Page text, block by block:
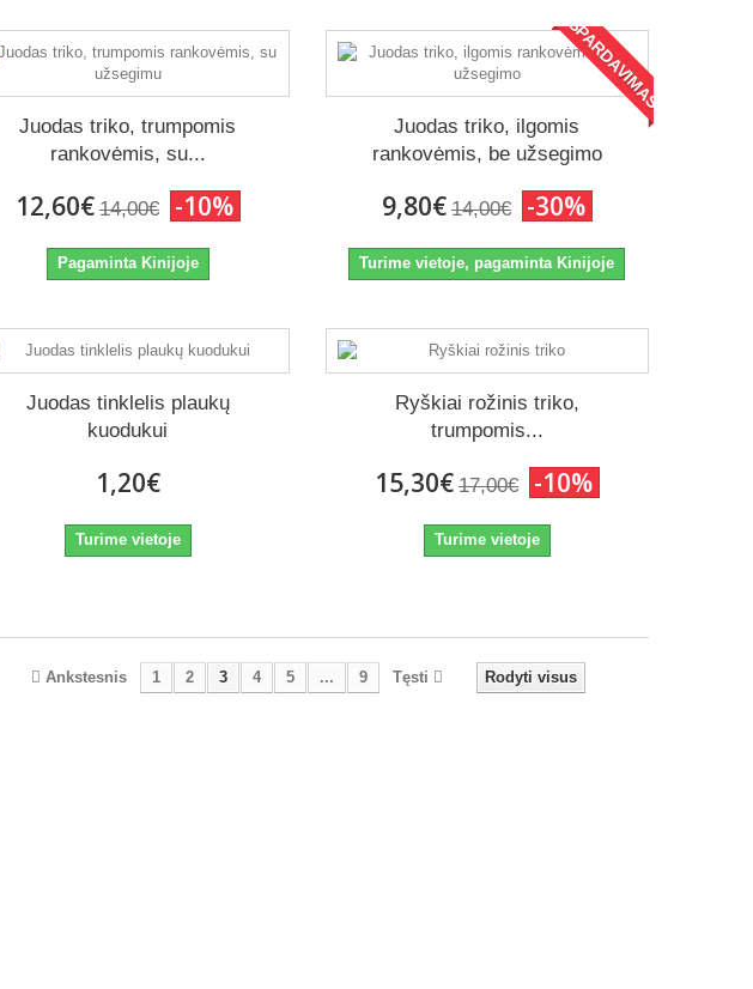
Juodas triko, trumpomis
rankovėmis, su...
12,60€ 14,00€ -10%
Pagaminta Kinijoje
IŠPARDAVIMAS!
Juodas triko, ilgomis
rankovėmis, be užsegimo
9,80€ 14,00€ -30%
Turime vietoje, pagaminta Kinijoje
Juodas tinklelis plaukų
kuodukui
1,20€
Turime vietoje
Ryškiai rožinis triko,
trumpomis...
15,30€ 17,00€ -10%
Turime vietoje
Rodyti visus
Ankstesnis 1 2 3 4 5 ... 9 Tęsti